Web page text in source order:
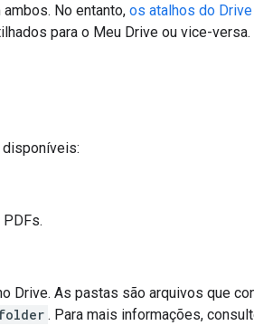
No entanto, os atalhos do Drive
para o Meu Drive ou vice-versa.
Drive. As pastas são arquivos que
. Para mais informações,